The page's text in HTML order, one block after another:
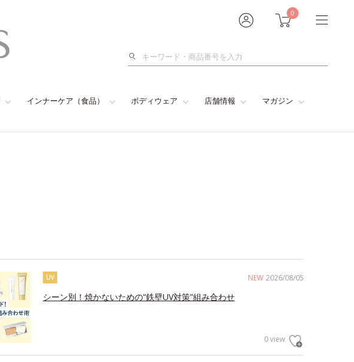
0
検
インナーケア（食品） ボディウェア 店舗情報 マガジン
NEW 2026/08/05
UV
シーン別！焼かないための“鉄壁UV対策”組み合わせ
0 view